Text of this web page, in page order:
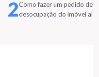
2Como fazer um pedido de
desocupação do imóvel